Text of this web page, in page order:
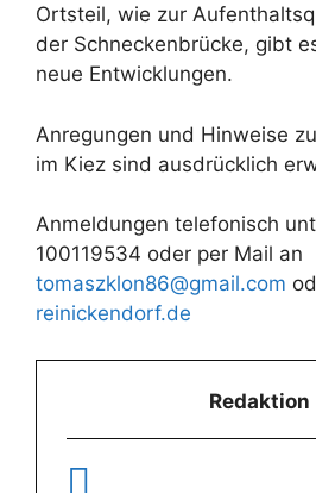
Ortsteil, wie zur
der Schneckenbrücke, gibt
neue Entwicklungen.
Anregungen und Hinweise
im Kiez sind ausdrücklich
Anmeldungen telefonisch
100119534 oder per Mail an
tomaszklon86@gmail.com
reinickendorf.de
Redaktion